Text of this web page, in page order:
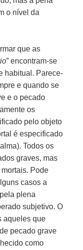
o nível da
que as
” encontram-se
habitual. Parece-
e quando se
e o pecado
os
pelo objeto
é especificado
Todos os
graves, mas
Pode
casos a
plena
subjetivo. O
aqueles que
pecado grave
como